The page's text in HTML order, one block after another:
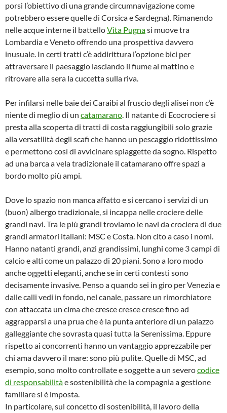
porsi l’obiettivo di una grande circumnavigazione come
potrebbero essere quelle di Corsica e Sardegna). Rimanendo
nelle acque interne il battelloVita Pugnasi muove tra
Lombardia e Veneto offrendo una prospettiva davvero
inusuale. In certi tratti c’è addirittura l’opzione bici per
attraversare il paesaggio lasciando il fiume al mattino e
ritrovare alla sera la cuccetta sulla riva.
Per infilarsi nelle baie dei Caraibi al fruscio degli alisei non c’è
niente di meglio di un catamarano. Il natante di Ecocrociere si
presta alla scoperta di tratti di costa raggiungibili solo grazie
alla versatilità degli scafi che hanno un pescaggio ridottissimo
e permettono così di avvicinare spiaggette da sogno. Rispetto
ad una barca a vela tradizionale il catamarano offre spazi a
bordo molto più ampi.
Dove lo spazio non manca affatto e si cercano i servizi di un
(buon) albergo tradizionale, si incappa nelle crociere delle
grandi navi. Tra le più grandi troviamo le navi da crociera di due
grandi armatori italiani: MSC e Costa. Non cito a caso i nomi.
Hanno natanti grandi, anzi grandissimi, lunghi come 3 campi di
calcio e alti come un palazzo di 20 piani. Sono a loro modo
anche oggetti eleganti, anche se in certi contesti sono
decisamente invasive. Penso a quando sei in giro per Venezia e
dalle calli vedi in fondo, nel canale, passare un rimorchiatore
con attaccata un cima che cresce cresce cresce fino ad
aggrapparsi a una prua che è la punta anteriore di un palazzo
galleggiante che sovrasta quasi tutta la Serenissima. Eppure
rispetto ai concorrenti hanno un vantaggio apprezzabile per
chi ama davvero il mare: sono più pulite. Quelle di MSC, ad
esempio, sono molto controllate e soggette a un severocodice
di responsabilitàe sostenibilità che la compagnia a gestione
familiare si è imposta.
In particolare, sul concetto di sostenibilità, il lavoro della